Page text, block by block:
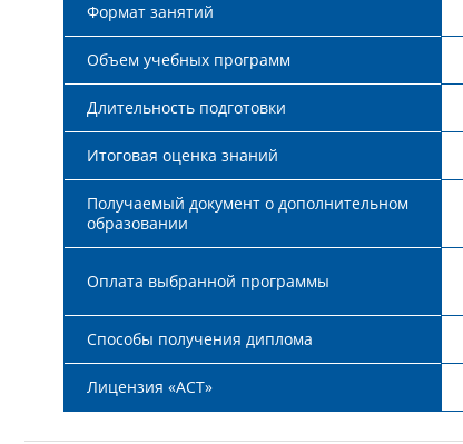
Формат занятий
Объем учебных программ
Длительность подготовки
Итоговая оценка знаний
Получаемый документ о дополнительном
образовании
Оплата выбранной программы
Способы получения диплома
Лицензия «АСТ»